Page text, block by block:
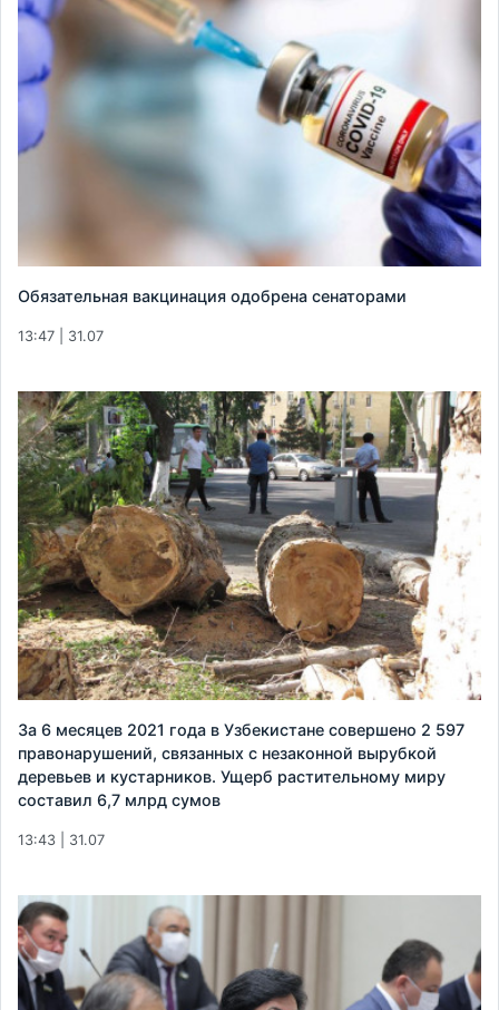
Обязательная вакцинация одобрена сенаторами
13:47 | 31.07
За 6 месяцев 2021 года в Узбекистане совершено 2 597
правонарушений, связанных с незаконной вырубкой
деревьев и кустарников. Ущерб растительному миру
составил 6,7 млрд сумов
13:43 | 31.07